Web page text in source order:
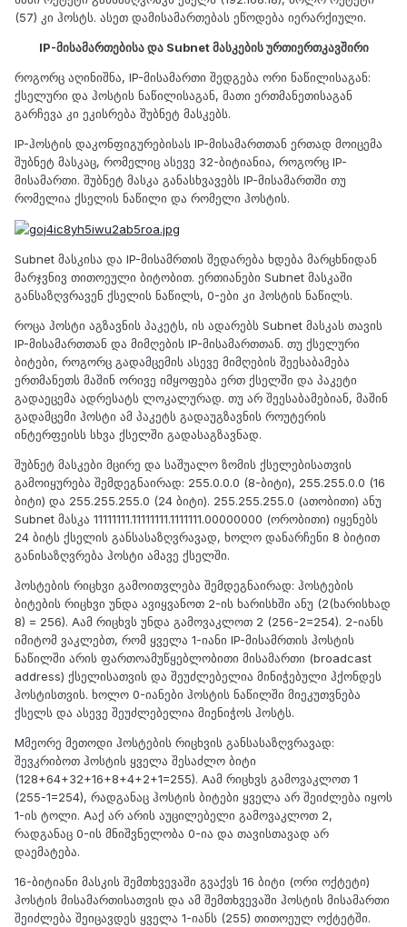
(57) კი ჰოსტს. ასეთ დამისამართებას ეწოდება იერარქიული.
IP-მისამართებისა და Subnet მასკების ურთიერთკავშირი
როგორც აღინიშნა, IP-მისამართი შედგება ორი ნაწილისაგან:
ქსელური და ჰოსტის ნაწილისაგან, მათი ერთმანეთისაგან
გარჩევა კი ეკისრება შუბნეტ მასკებს.
IP-ჰოსტის დაკონფიგურებისას IP-მისამართთან ერთად მოიცემა
შუბნეტ მასკაც, რომელიც ასევე 32-ბიტიანია, როგორც IP-
მისამართი. შუბნეტ მასკა განასხვავებს IP-მისამართში თუ
რომელია ქსელის ნაწილი და რომელი ჰოსტის.
Subnet მასკისა და IP-მისამრთის შედარება ხდება მარცხნიდან
მარჯვნივ თითოეული ბიტობით. ერთიანები Subnet მასკაში
განსაზღვრავენ ქსელის ნაწილს, 0-ები კი ჰოსტის ნაწილს.
როცა ჰოსტი აგზავნის პაკეტს, ის ადარებს Subnet მასკას თავის
IP-მისამართთან და მიმღების IP-მისამართთან. თუ ქსელური
ბიტები, როგორც გადამცემის ასევე მიმღების შეესაბამება
ერთმანეთს მაშინ ორივე იმყოფება ერთ ქსელში და პაკეტი
გადაეცემა ადრესატს ლოკალურად. თუ არ შეესაბამებიან, მაშინ
გადამცემი ჰოსტი ამ პაკეტს გადაუგზავნის როუტერის
ინტერფეისს სხვა ქსელში გადასაგზავნად.
შუბნეტ მასკები მცირე და საშუალო ზომის ქსელებისათვის
გამოიყურება შემდეგნაირად: 255.0.0.0 (8-ბიტი), 255.255.0.0 (16
ბიტი) და 255.255.255.0 (24 ბიტი). 255.255.255.0 (ათობითი) ანუ
Subnet მასკა 11111111.11111111.1111111.00000000 (ორობითი) იყენებს
24 ბიტს ქსელის განსასაზღვრავად, ხოლო დანარჩენი 8 ბიტით
განისაზღვრება ჰოსტი ამავე ქსელში.
ჰოსტების რიცხვი გამოითვლება შემდეგნაირად: ჰოსტების
ბიტების რიცხვი უნდა ავიყვანოთ 2-ის ხარისხში ანუ (2(ხარისხად
8) = 256). Aამ რიცხვს უნდა გამოვაკლოთ 2 (256-2=254). 2-იანს
იმიტომ ვაკლებთ, რომ ყველა 1-იანი IP-მისამრთის ჰოსტის
ნაწილში არის ფართოამუწყებლობითი მისამართი (broadcast
address) ქსელისათვის და შეუძლებელია მინიჭებული ჰქონდეს
ჰოსტისთვის. ხოლო 0-იანები ჰოსტის ნაწილში მიეკუთვნება
ქსელს და ასევე შეუძლებელია მიენიჭოს ჰოსტს.
Mმეორე მეთოდი ჰოსტების რიცხვის განსასაზღვრავად:
შევკრიბოთ ჰოსტის ყველა შესაძლო ბიტი
(128+64+32+16+8+4+2+1=255). Aამ რიცხვს გამოვაკლოთ 1
(255-1=254), რადგანაც ჰოსტის ბიტები ყველა არ შეიძლება იყოს
1-ის ტოლი. Aაქ არ არის აუცილებელი გამოვაკლოთ 2,
რადგანაც 0-ის მნიშვნელობა 0-ია და თავისთავად არ
დაემატება.
16-ბიტიანი მასკის შემთხვევაში გვაქვს 16 ბიტი (ორი ოქტეტი)
ჰოსტის მისამართისათვის და ამ შემთხვევაში ჰოსტის მისამართი
შეიძლება შეიცავდეს ყველა 1-იანს (255) თითოეულ ოქტეტში.